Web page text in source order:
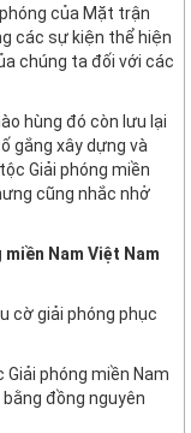
của Mặt trận
các sự kiện thể hiện
chúng ta đối với các
hùng đó còn lưu lại
gắng xây dựng và
Giải phóng miền
cũng nhắc nhở
Nam Việt Nam
cờ giải phóng phục
phóng miền Nam
đồng nguyên